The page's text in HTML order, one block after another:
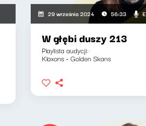
29 września 2024 56:33
W głębi duszy 213
Playlista audycji:
Klaxons - Golden Skans